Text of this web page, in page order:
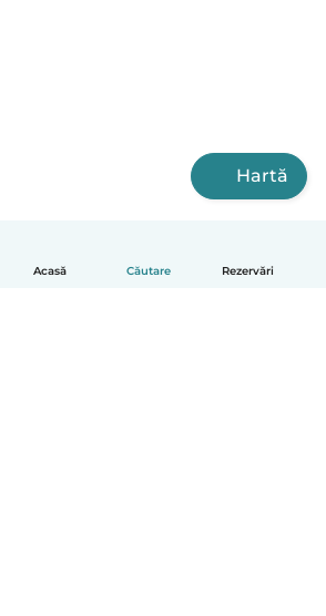
Acasă Căutare Rezervări
Hartă